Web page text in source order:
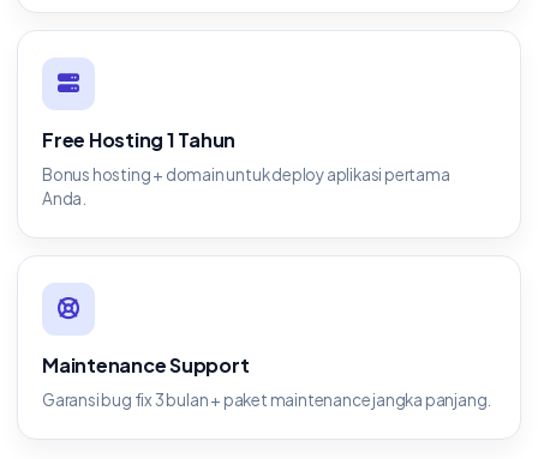
Free Hosting 1 Tahun
Bonus hosting + domain untuk deploy aplikasi pertama
Anda.
Maintenance Support
Garansi bug fix 3 bulan + paket maintenance jangka panjang.